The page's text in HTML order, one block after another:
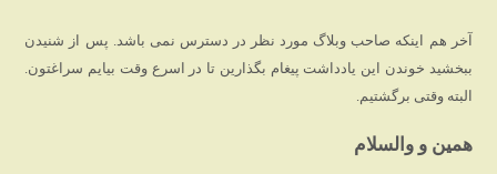
آخر هم اینکه صاحب وبلاگ مورد نظر در دسترس نمی باشد. پس از شنیدن
ببخشید خوندن این یادداشت پیغام بگذارین تا در اسرع وقت بیایم سراغتون.
البته وقتی برگشتیم.
همین و والسلام